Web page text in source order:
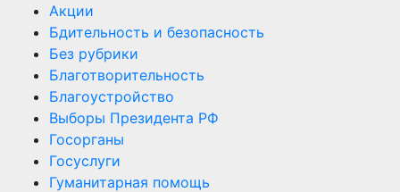
Акции
Бдительность и безопасность
Без рубрики
Благотворительность
Благоустройство
Выборы Президента РФ
Госорганы
Госуслуги
Гуманитарная помощь